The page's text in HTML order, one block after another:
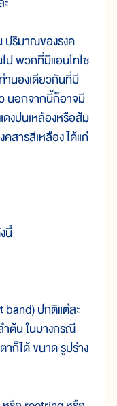
ริมาณของรงค
ป พวกที่มีแอนโทไซ
นองเดียวกันที่มี
นอกจากนี้ก็อาจมี
งปนเหลืองหรือส้ม
สารสีเหลือง ได้แก่
นี้
ปกติแต่ละ
ต้น ในบางกรณี
ก็ได้ ขนาด รูปร่าง